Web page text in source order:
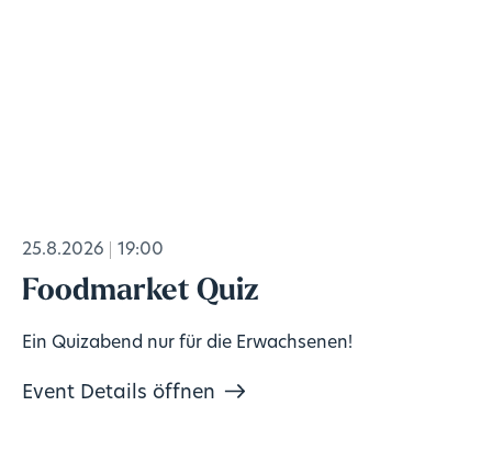
25.8.2026 19:00
Foodmarket Quiz
Ein Quizabend nur für die Erwachsenen!
Event Details öffnen